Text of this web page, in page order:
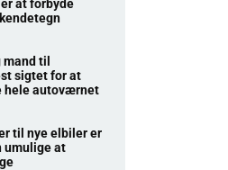
at forbyde
mand til
sigtet for at
hele autoværnet
til nye elbiler er
at